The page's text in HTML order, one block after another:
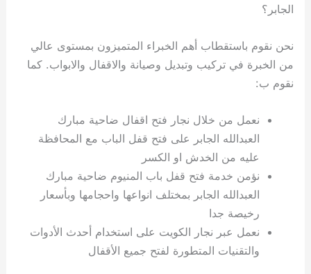
الجابر؟
نحن نقوم باستقطاب أهم الخبراء المتميزون بمستوى عالي
من الخبرة في تركيب وتبديل وصيانة والاقفال والابواب. كما
نقوم ب:
نعمل من خلال نجار فتح اقفال ضاحية مبارك
العبدالله الجابر على فتح قفل الباب مع المحافظة
عليه من الخدش او الكسر
نؤمن خدمة فتح قفل باب المنيوم ضاحية مبارك
العبدالله الجابر بمختلف انواعها واحجامها وبأسعار
رخيصة جدا
نعمل عبر نجار الكويت على استخدام أحدث الأدوات
والتقنيات المتطورة لفتح جميع الأقفال